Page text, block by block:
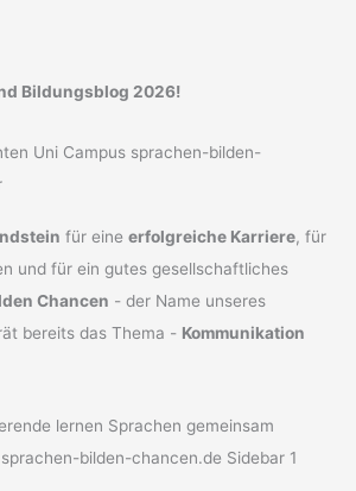
Bildungsblog 2026!
für eineerfolgreiche Karriere, für
und für ein gutes gesellschaftliches
Chancen - der Name unseres
bereits das Thema - Kommunikation